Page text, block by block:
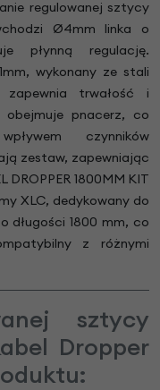
regulowanej sztycy
Ø4mm linka o
płynną regulację.
wykonany ze stali
zapewnia trwałość i
obejmuje pnacerz, co
czynników
zestaw, zapewniając
1800MM KIT
XLC, dedykowany do
długości 1800 mm, co
z różnymi
sztycy
Dropper